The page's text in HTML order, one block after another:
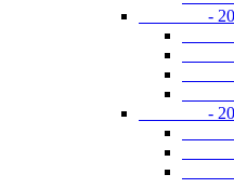
-
-
-
-
-
-
-
-
-